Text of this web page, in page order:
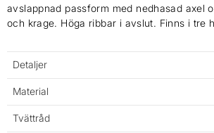
avslappnad passform med nedhasad axel
och krage. Höga ribbar i avslut. Finns i tre
Detaljer
Material
Tvättråd